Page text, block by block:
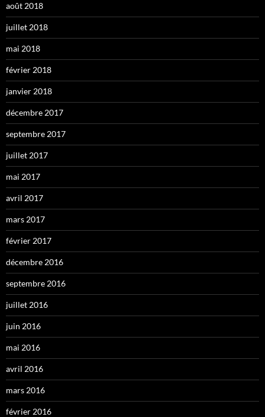
août 2018
juillet 2018
mai 2018
février 2018
janvier 2018
décembre 2017
septembre 2017
juillet 2017
mai 2017
avril 2017
mars 2017
février 2017
décembre 2016
septembre 2016
juillet 2016
juin 2016
mai 2016
avril 2016
mars 2016
février 2016